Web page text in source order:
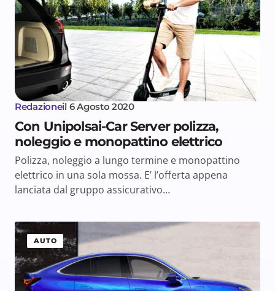
Redazioneil 6 Agosto 2020
Con Unipolsai-Car Server polizza,
noleggio e monopattino elettrico
Polizza, noleggio a lungo termine e monopattino
elettrico in una sola mossa. E’ l’offerta appena
lanciata dal gruppo assicurativo…
AUTO